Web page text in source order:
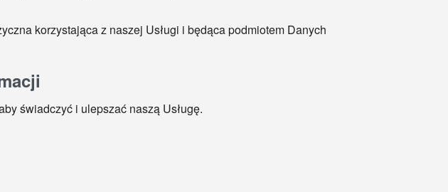
korzystająca z naszej Usługi i będąca podmiotem Danych
świadczyć i ulepszać naszą Usługę.